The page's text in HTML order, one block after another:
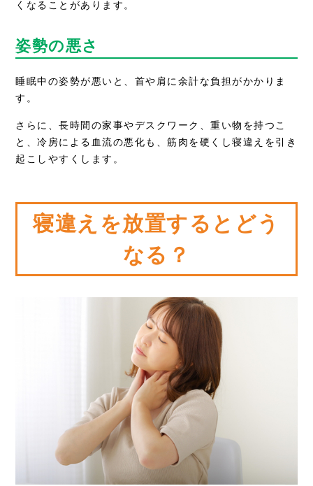
くなることがあります。
姿勢の悪さ
睡眠中の姿勢が悪いと、首や肩に余計な負担がかかりま
す。
さらに、長時間の家事やデスクワーク、重い物を持つこ
と、冷房による血流の悪化も、筋肉を硬くし寝違えを引き
起こしやすくします。
寝違えを放置するとどう
なる？